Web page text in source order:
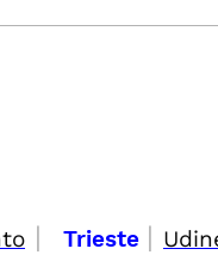
| Trieste |